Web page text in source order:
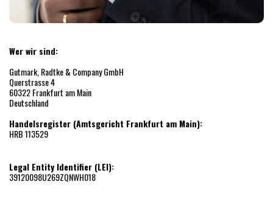
Wer wir sind:
Gutmark, Radtke & Company GmbH
Querstrasse 4
60322 Frankfurt am Main
Deutschland
Handelsregister (Amtsgericht Frankfurt am Main):
HRB 113529
Legal Entity Identifier (LEI):
39120098U269ZQNWH018